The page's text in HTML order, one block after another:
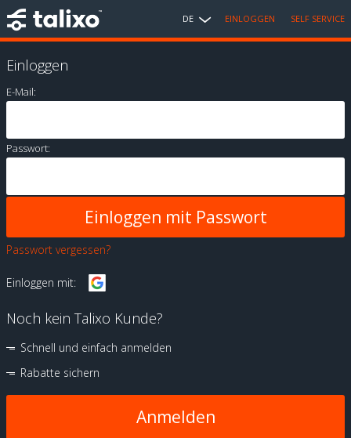
DE EINLOGGEN SELF SERVICE
Einloggen
E-Mail:
Passwort:
Passwort vergessen?
Einloggen mit:
Noch kein Talixo Kunde?
Schnell und einfach anmelden
Rabatte sichern
Anmelden